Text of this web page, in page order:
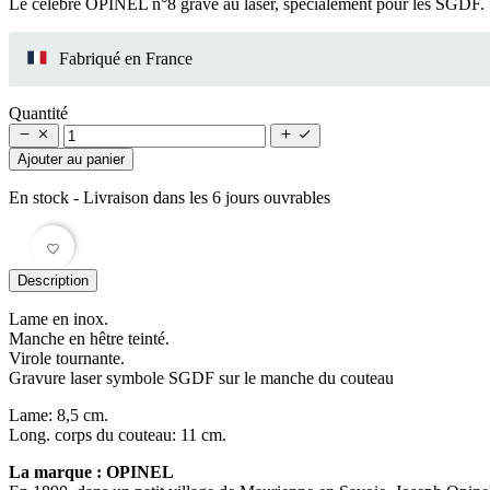
Le célèbre OPINEL n°8 gravé au laser, spécialement pour les
Fabriqué en France
Quantité
   
Ajouter au panier
En stock - Livraison dans les 6 jours ouvrables
favorite_border
Description
Lame en inox.
Manche en hêtre teinté.
Virole tournante.
Gravure laser symbole SGDF sur le manche du couteau
Lame: 8,5 cm.
Long. corps du couteau: 11 cm.
La marque : OPINEL